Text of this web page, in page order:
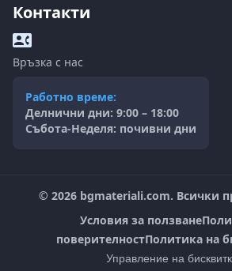
Контакти
Връзка с нас
Работно време:
Делнични дни: 9:00 – 18:00
Събота-Неделя: почивни дни
© 2026bgmateriali.com. Всички
Условия за ползване
поверителностПолитика на
Управление на